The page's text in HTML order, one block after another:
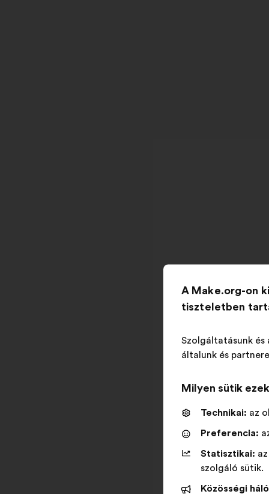
A Make.org-on
tiszteletben
Szolgáltatásunk és
általunk és
Milyen sütik
Technikai: az
Preferencia:
Statisztikai:
szolgáló sütik.
Közösségi